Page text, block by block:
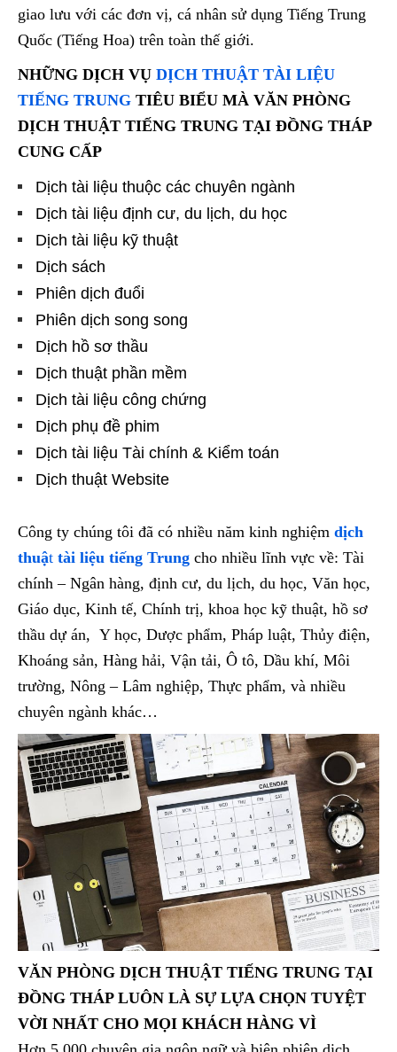
giao lưu với các đơn vị, cá nhân sử dụng Tiếng Trung
Quốc (Tiếng Hoa) trên toàn thế giới.
NHỮNG DỊCH VỤ DỊCH THUẬT TÀI LIỆU
TIẾNG TRUNG TIÊU BIỂU MÀ VĂN PHÒNG
DỊCH THUẬT TIẾNG TRUNG TẠI ĐỒNG THÁP
CUNG CẤP
Dịch tài liệu thuộc các chuyên ngành
Dịch tài liệu định cư, du lịch, du học
Dịch tài liệu kỹ thuật
Dịch sách
Phiên dịch đuổi
Phiên dịch song song
Dịch hồ sơ thầu
Dịch thuật phần mềm
Dịch tài liệu công chứng
Dịch phụ đề phim
Dịch tài liệu Tài chính & Kiểm toán
Dịch thuật Website
Công ty chúng tôi đã có nhiều năm kinh nghiệm dịch
thuật tài liệu tiếng Trung cho nhiều lĩnh vực về: Tài
chính – Ngân hàng, định cư, du lịch, du học, Văn học,
Giáo dục, Kinh tế, Chính trị, khoa học kỹ thuật, hồ sơ
thầu dự án, Y học, Dược phẩm, Pháp luật, Thủy điện,
Khoáng sản, Hàng hải, Vận tải, Ô tô, Dầu khí, Môi
trường, Nông – Lâm nghiệp, Thực phẩm, và nhiều
chuyên ngành khác…
VĂN PHÒNG DỊCH THUẬT TIẾNG TRUNG TẠI
ĐỒNG THÁP LUÔN LÀ SỰ LỰA CHỌN TUYỆT
VỜI NHẤT CHO MỌI KHÁCH HÀNG VÌ